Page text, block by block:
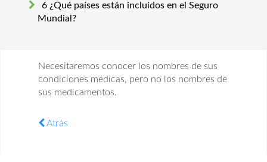
6 ¿Qué países están incluidos en el Seguro
Mundial?
Necesitaremos conocer los nombres de sus
condiciones médicas, pero no los nombres de
sus medicamentos.
Atrás